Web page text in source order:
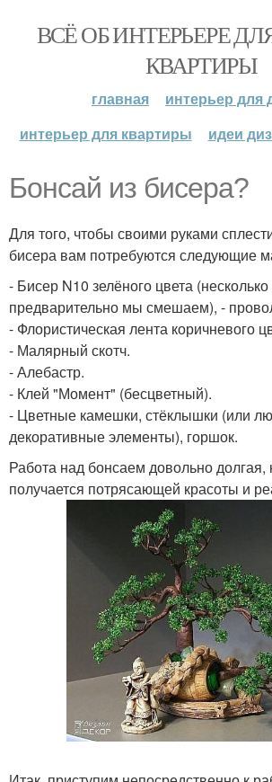
ВСЁ ОБ ИНТЕРЬЕРЕ
КВАРТИРЫ
главная
интерьер для
интерьер для квартиры
идеи
Бонсай из бисера?
Для того, чтобы своими руками
бисера вам потребуются следующие
- Бисер N10 зелёного цвета (несколько
предварительно мы смешаем), -
- Флористическая лента коричневого
- Малярный скотч.
- Алебастр.
- Клей "Момент" (бесцветный).
- Цветные камешки, стёклышки (или
декоративные элементы), горшок.
Работа над бонсаем довольно долгая,
получается потрясающей красоты и